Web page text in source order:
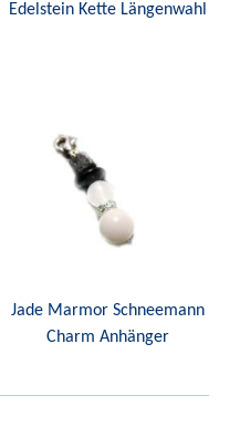
Edelstein Kette Längenwahl
Jade Marmor Schneemann
Charm Anhänger